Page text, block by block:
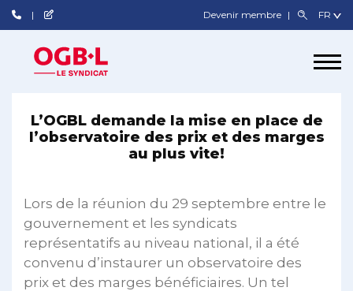
Devenir membre
L’OGBL demande la mise en place de
l’observatoire des prix et des marges
au plus vite!
Lors de la réunion du 29 septembre entre le
gouvernement et les syndicats
représentatifs au niveau national, il a été
convenu d’instaurer un observatoire des
prix et des marges bénéficiaires. Un tel